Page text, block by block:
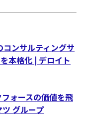
ンサルティングサ
本格化 | デロイト
ォースの価値を飛
グループ